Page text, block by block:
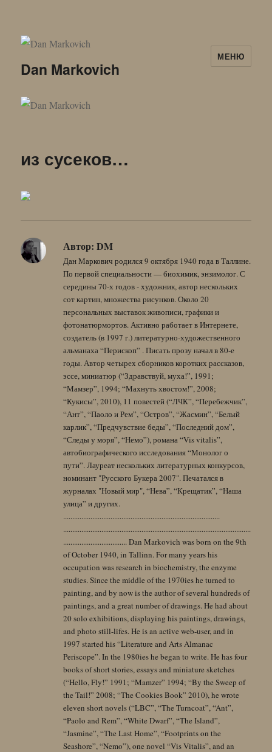
Dan Markovich
МЕНЮ
из сусеков…
Автор: DM
Дан Маркович родился 9 октября 1940 года в Таллине.
По первой специальности — биохимик, энзимолог. С
середины 70-х годов - художник, автор нескольких
сот картин, множества рисунков. Около 20
персональных выставок живописи, графики и
фотонатюрмортов. Активно работает в Интернете,
создатель (в 1997 г.) литературно-художественного
альманаха “Перископ” . Писать прозу начал в 80-е
годы. Автор четырех сборников коротких рассказов,
эссе, миниатюр (“Здравствуй, муха!”, 1991;
“Мамзер”, 1994; “Махнуть хвостом!”, 2008;
“Кукисы”, 2010), 11 повестей (“ЛЧК”, “Перебежчик”,
“Ант”, “Паоло и Рем”, “Остров”, “Жасмин”, “Белый
карлик”, “Предчувствие беды”, “Последний дом”,
“Следы у моря”, “Немо”), романа “Vis vitalis”,
автобиографического исследования “Монолог о
пути”. Лауреат нескольких литературных конкурсов,
номинант "Русского Букера 2007". Печатался в
журналах "Новый мир", “Нева”, “Крещатик”, “Наша
улица” и других.
......................................................................................
.......................................................................................................
................................... Dan Markovich was born on the 9th
of October 1940, in Tallinn. For many years his
occupation was research in biochemistry, the enzyme
studies. Since the middle of the 1970ies he turned to
painting, and by now is the author of several hundreds of
paintings, and a great number of drawings. He had about
20 solo exhibitions, displaying his paintings, drawings,
and photo still-lifes. He is an active web-user, and in
1997 started his “Literature and Arts Almanac
Periscope”. In the 1980ies he began to write. He has four
books of short stories, essays and miniature sketches
(“Hello, Fly!” 1991; “Mamzer” 1994; “By the Sweep of
the Tail!” 2008; “The Cookies Book” 2010), he wrote
eleven short novels (“LBC”, “The Turncoat”, “Ant”,
“Paolo and Rem”, “White Dwarf”, “The Island”,
“Jasmine”, “The Last Home”, “Footprints on the
Seashore”, “Nemo”), one novel “Vis Vitalis”, and an